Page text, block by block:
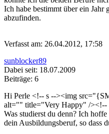
Ich habe bestimmt über ein Jahr
abzufinden.
Verfasst am: 26.04.2012, 17:58
sunblocker89
Dabei seit: 18.07.2009
Beiträge: 6
Hi Perle <!-- s --><img
alt="" title="Very Happy" /><!--
Was studierst du denn? Ich
dein Ausbildungsberuf, so dass